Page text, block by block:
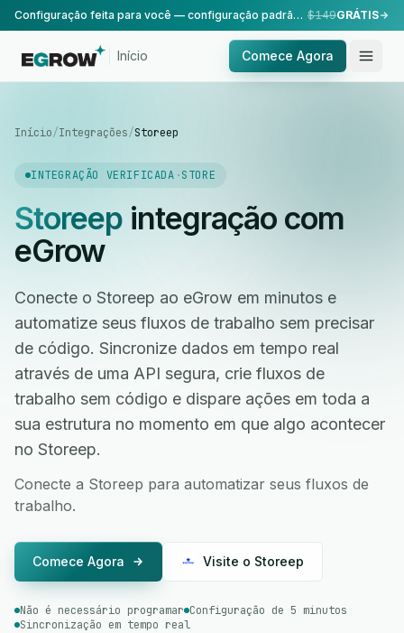
Configuração feita para você — configuração padrão, realizada pela nossa equipe. $149GRÁTIS
Início Comece Agora
Início/Integrações/Storeep
INTEGRAÇÃO VERIFICADA ·STORE
Storeepintegração com
eGrow
Conecte o Storeep ao eGrow em minutos e
automatize seus fluxos de trabalho sem precisar
de código. Sincronize dados em tempo real
através de uma API segura, crie fluxos de
trabalho sem código e dispare ações em toda a
sua estrutura no momento em que algo acontecer
no Storeep.
Conecte a Storeep para automatizar seus fluxos de
trabalho.
Comece Agora Visite o Storeep
Não é necessário programar Configuração de 5 minutos
Sincronização em tempo real